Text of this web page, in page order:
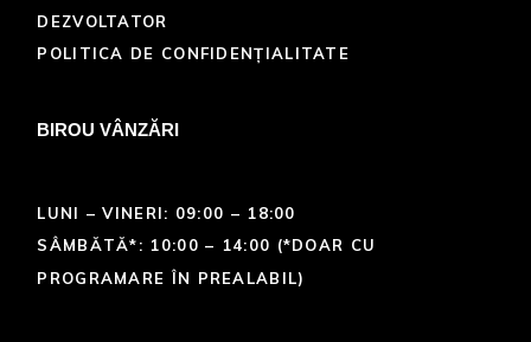
DEZVOLTATOR
POLITICA DE CONFIDENȚIALITATE
BIROU VÂNZĂRI
LUNI – VINERI: 09:00 – 18:00
SÂMBĂTĂ*: 10:00 – 14:00 (*DOAR CU
PROGRAMARE ÎN PREALABIL)